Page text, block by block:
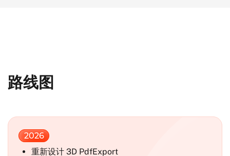
路线图
2026
重新设计 3D PdfExport